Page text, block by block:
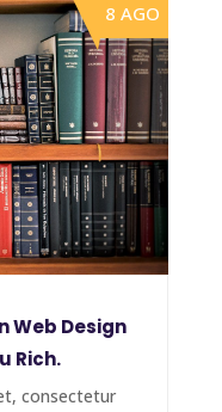
Web Design
Rich.
8 AGO
consectetur